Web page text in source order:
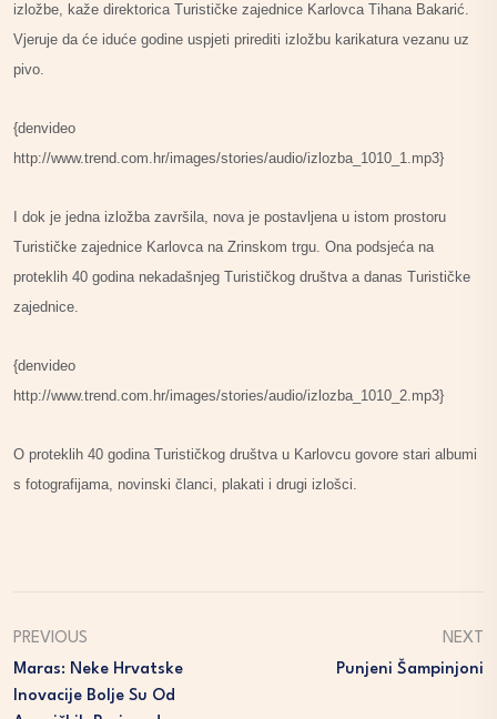
izložbe, kaže direktorica Turističke zajednice Karlovca Tihana Bakarić.
Vjeruje da će iduće godine uspjeti prirediti izložbu karikatura vezanu uz
pivo.
{denvideo
http://www.trend.com.hr/images/stories/audio/izlozba_1010_1.mp3}
I dok je jedna izložba završila, nova je postavljena u istom prostoru
Turističke zajednice Karlovca na Zrinskom trgu. Ona podsjeća na
proteklih 40 godina nekadašnjeg Turističkog društva a danas Turističke
zajednice.
{denvideo
http://www.trend.com.hr/images/stories/audio/izlozba_1010_2.mp3}
O proteklih 40 godina Turističkog društva u Karlovcu govore stari albumi
s fotografijama, novinski članci, plakati i drugi izlošci.
PREVIOUS
Maras: Neke Hrvatske
Inovacije Bolje Su Od
NEXT
Punjeni Šampinjoni